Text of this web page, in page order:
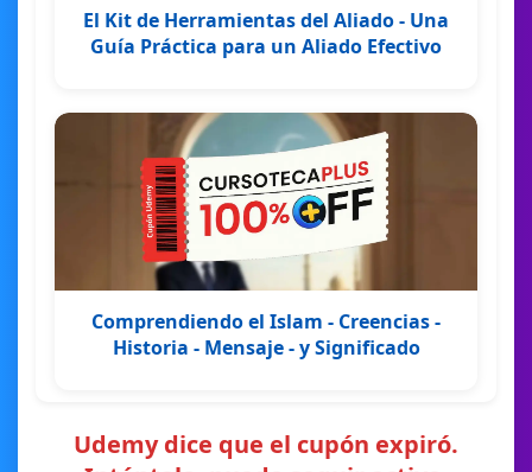
El Kit de Herramientas del Aliado - Una
Guía Práctica para un Aliado Efectivo
Comprendiendo el Islam - Creencias -
Historia - Mensaje - y Significado
Udemy dice que el cupón expiró.